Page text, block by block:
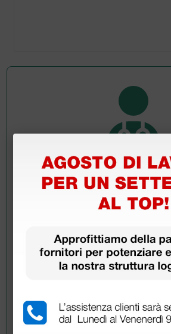
Chiedi a un collega
Hai ancora qualche dubbio? Vuoi
acquistato questo prodotto.